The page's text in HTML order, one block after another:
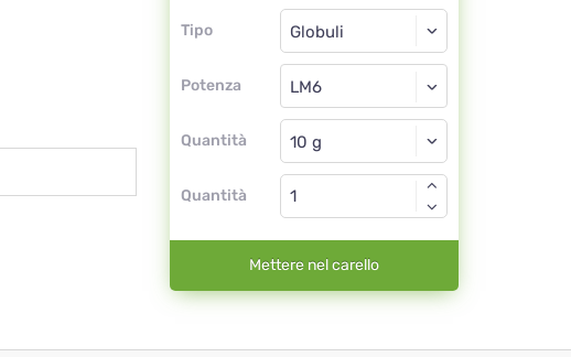
Tipo
Tipo
Potenza
Globuli
LM6
Quantità
Globuli
Quantità
Mettere nel carello